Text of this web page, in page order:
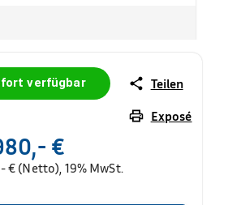
verfügbar
Teilen
Exposé
€
€ (Netto), 19% MwSt.